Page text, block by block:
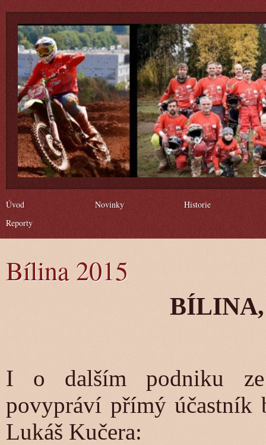
Úvod Novinky
Historie
Reporty
Bílina 2015
BÍLINA,
I o dalším podniku ze
povypráví přímý
Lukáš Kučera: